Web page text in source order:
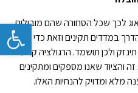
לכך שכל הסחורה שהם מובילים
במדדים תקינים וזאת כדי
ולכן תושמד. הרגולציה קבעה
והציוד שאנו מספקים ומתקינים
מלא ומדויק להנחיות האלו.